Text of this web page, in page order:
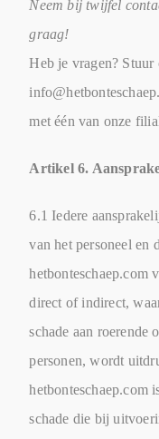
Neem bij twijfel
graag!
Heb je vragen? Stuur
met één van onze
Artikel 6.
6.1 Iedere
van het personeel en
hetbonteschaep.com
direct of indirect,
schade aan roerende
personen, wordt
hetbonteschaep.com
schade die bij